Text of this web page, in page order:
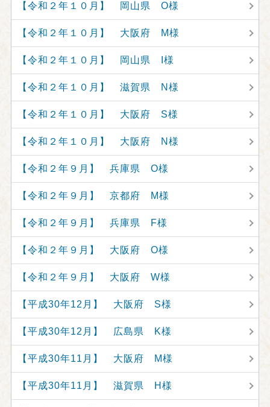
【令和２年１０月】 岡山県 O様
【令和２年１０月】 大阪府 M様
【令和２年１０月】 岡山県 I様
【令和２年１０月】 滋賀県 N様
【令和２年１０月】 大阪府 S様
【令和２年１０月】 大阪府 N様
【令和２年９月】 兵庫県 O様
【令和２年９月】 京都府 M様
【令和２年９月】 兵庫県 F様
【令和２年９月】 大阪府 O様
【令和２年９月】 大阪府 W様
【平成30年12月】 大阪府 S様
【平成30年12月】 広島県 K様
【平成30年11月】 大阪府 M様
【平成30年11月】 滋賀県 H様